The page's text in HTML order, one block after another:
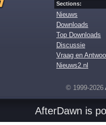
Sections:
Nieuws
Downloads
Top Downloads
Discussie
Vraag en
Nieuws2.nl
© 1999-2026
AfterDawn is